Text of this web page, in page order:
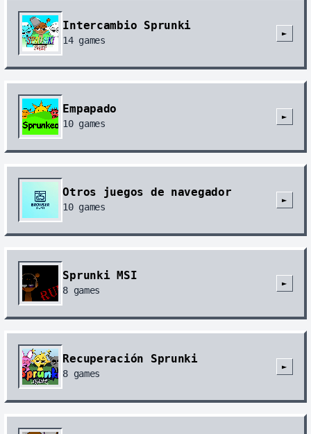
Intercambio Sprunki
14games
►
Empapado
10games
►
Otros juegos de navegador
10games
►
Sprunki MSI
8 games
►
Recuperación Sprunki
8 games
►